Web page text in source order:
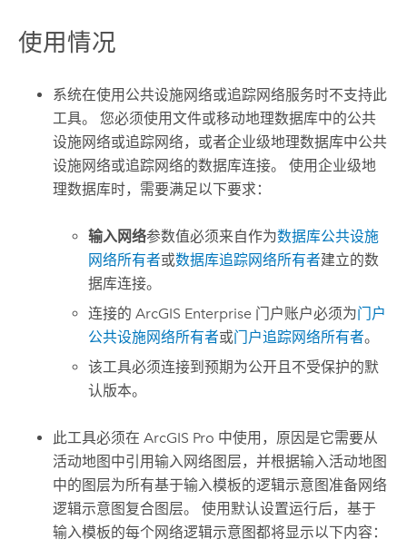
使用情况
系统在使用公共设施网络或追踪网络服务时不支持此
工具。 您必须使用文件或移动地理数据库中的公共
设施网络或追踪网络，或者企业级地理数据库中公共
设施网络或追踪网络的数据库连接。 使用企业级地
理数据库时，需要满足以下要求：
输入网络参数值必须来自作为数据库公共设施
网络所有者或数据库追踪网络所有者建立的数
据库连接。
连接的ArcGIS Enterprise 门户账户必须为门户
公共设施网络所有者或门户追踪网络所有者。
该工具必须连接到预期为公开且不受保护的默
认版本。
此工具必须在ArcGIS Pro 中使用，原因是它需要从
活动地图中引用输入网络图层，并根据输入活动地图
中的图层为所有基于输入模板的逻辑示意图准备网络
逻辑示意图复合图层。 使用默认设置运行后，基于
输入模板的每个网络逻辑示意图都将显示以下内容：